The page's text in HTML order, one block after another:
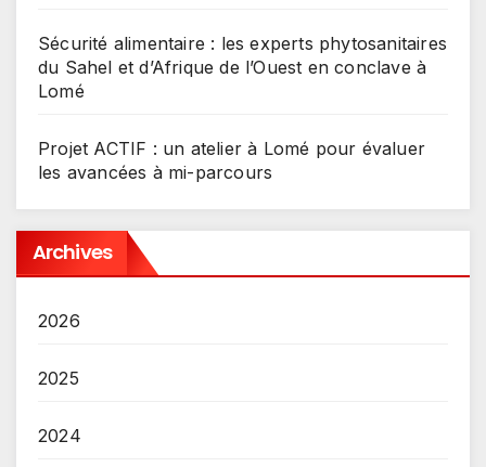
Sécurité alimentaire : les experts phytosanitaires
du Sahel et d’Afrique de l’Ouest en conclave à
Lomé
Projet ACTIF : un atelier à Lomé pour évaluer
les avancées à mi-parcours
Archives
2026
2025
2024